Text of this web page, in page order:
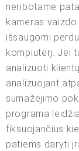
neribotame
kameras
išsaugomi
kompiuterį. Jei
analizuoti
analizuojant
sumažėjimo
programa
fiksuojančius
patiems daryti